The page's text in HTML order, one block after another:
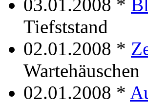
03.01.2008 *
Tiefststand
02.01.2008 *
Wartehäuschen
02.01.2008 *